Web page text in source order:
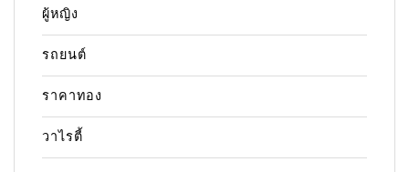
ผู้หญิง
รถยนต์
ราคาทอง
วาไรตี้